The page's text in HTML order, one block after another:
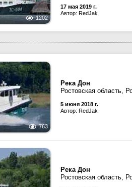
1202
17 мая 2019 г.
Автор: RedJak
763
Река Дон
Ростовская область,
5 июня 2018 г.
Автор: RedJak
Река Дон
Ростовская область,